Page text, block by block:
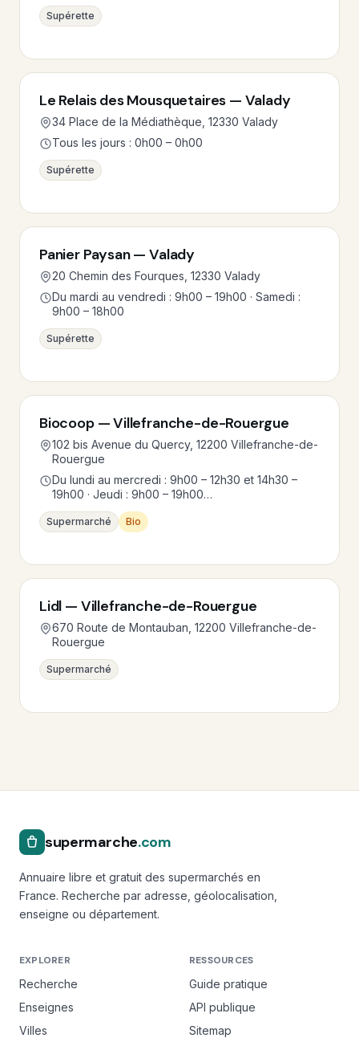
Supérette
Le Relais des Mousquetaires — Valady
34 Place de la Médiathèque, 12330 Valady
Tous les jours : 0h00 – 0h00
Supérette
Panier Paysan — Valady
20 Chemin des Fourques, 12330 Valady
Du mardi au vendredi : 9h00 – 19h00 · Samedi :
9h00 – 18h00
Supérette
Biocoop — Villefranche-de-Rouergue
102 bis Avenue du Quercy, 12200 Villefranche-de-
Rouergue
Du lundi au mercredi : 9h00 – 12h30 et 14h30 –
19h00 · Jeudi : 9h00 – 19h00…
Supermarché Bio
Lidl — Villefranche-de-Rouergue
670 Route de Montauban, 12200 Villefranche-de-
Rouergue
Supermarché
supermarche.com
Annuaire libre et gratuit des supermarchés en
France. Recherche par adresse, géolocalisation,
enseigne ou département.
EXPLORER
Recherche
Enseignes
Villes
RESSOURCES
Guide pratique
API publique
Sitemap